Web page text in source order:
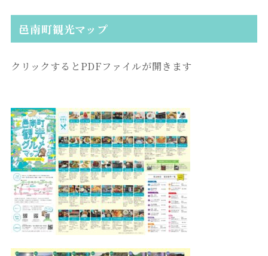
邑南町観光マップ
クリックするとPDFファイルが開きます